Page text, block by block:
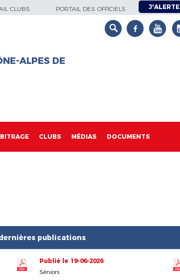
CLUBS PORTAIL DES OFFICIELS J'ALERTE
ALPES DE
CLUBS MÉDIAS DOCUMENTS
publications
Publié le 19-06-2026
Séniors